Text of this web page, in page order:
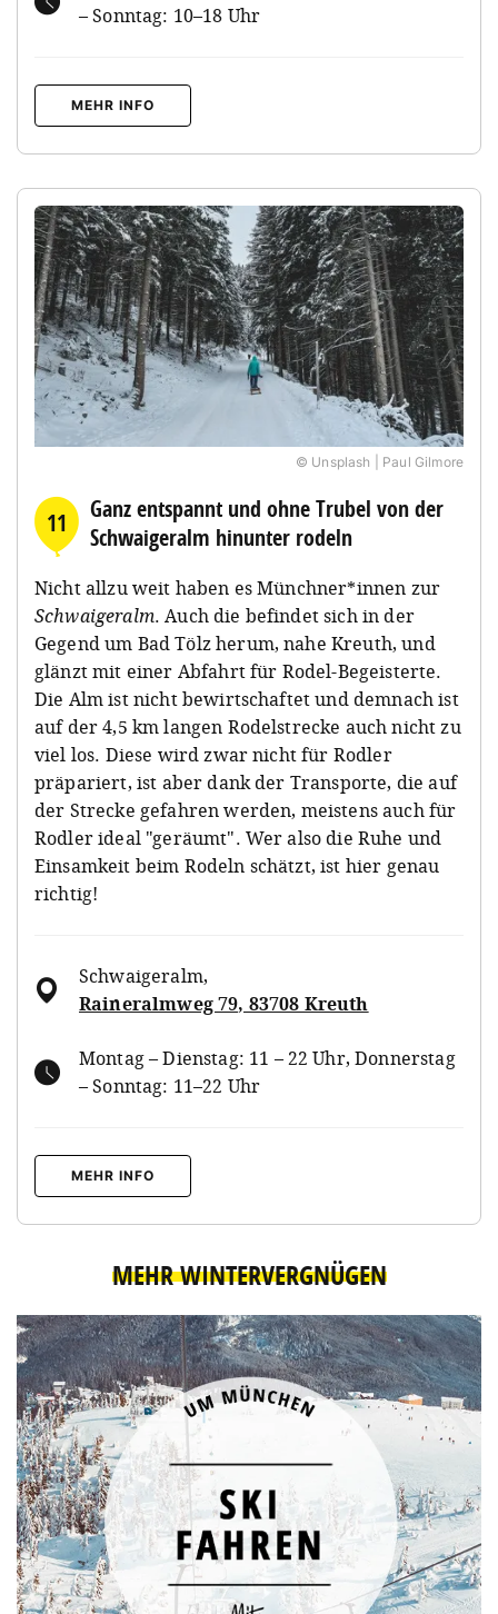
– Sonntag: 10–18 Uhr
MEHR INFO
© Unsplash | Paul Gilmore
11
Ganz entspannt und ohne Trubel von der
Schwaigeralm hinunter rodeln
Nicht allzu weit haben es Münchner*innen zur
Schwaigeralm. Auch die befindet sich in der
Gegend um Bad Tölz herum, nahe Kreuth, und
glänzt mit einer Abfahrt für Rodel-Begeisterte.
Die Alm ist nicht bewirtschaftet und demnach ist
auf der 4,5 km langen Rodelstrecke auch nicht zu
viel los. Diese wird zwar nicht für Rodler
präpariert, ist aber dank der Transporte, die auf
der Strecke gefahren werden, meistens auch für
Rodler ideal "geräumt". Wer also die Ruhe und
Einsamkeit beim Rodeln schätzt, ist hier genau
richtig!
Schwaigeralm,
Raineralmweg 79, 83708 Kreuth
Montag – Dienstag: 11 – 22 Uhr, Donnerstag
– Sonntag: 11–22 Uhr
MEHR INFO
MEHR WINTERVERGNÜGEN